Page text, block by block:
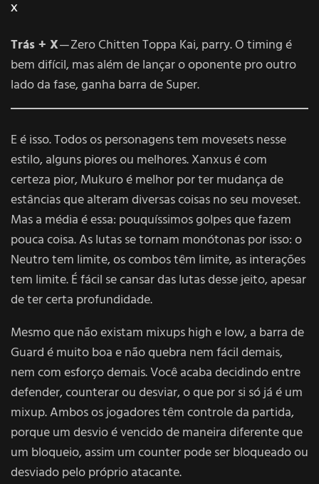
X
Trás + X— Zero Chitten Toppa Kai, parry. O timing é
bem difícil, mas além de lançar o oponente pro outro
lado da fase, ganha barra de Super.
E é isso. Todos os personagens tem movesets nesse
estilo, alguns piores ou melhores. Xanxus é com
certeza pior, Mukuro é melhor por ter mudança de
estâncias que alteram diversas coisas no seu moveset.
Mas a média é essa: pouquíssimos golpes que fazem
pouca coisa. As lutas se tornam monótonas por isso: o
Neutro tem limite, os combos têm limite, as interações
tem limite. É fácil se cansar das lutas desse jeito, apesar
de ter certa profundidade.
Mesmo que não existam mixups high e low, a barra de
Guard é muito boa e não quebra nem fácil demais,
nem com esforço demais. Você acaba decidindo entre
defender, counterar ou desviar, o que por si só já é um
mixup. Ambos os jogadores têm controle da partida,
porque um desvio é vencido de maneira diferente que
um bloqueio, assim um counter pode ser bloqueado ou
desviado pelo próprio atacante.